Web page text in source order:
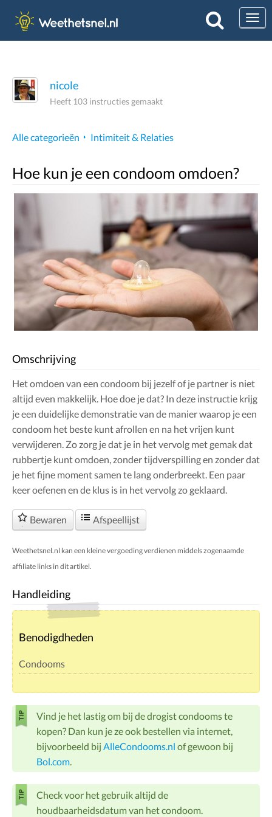
nicole
Heeft 103 instructies gemaakt
Alle categorieën Intimiteit & Relaties
Hoe kun je een condoom omdoen?
Omschrijving
Het omdoen van een condoom bij jezelf of je partner is niet
altijd even makkelijk. Hoe doe je dat? In deze instructie krijg
je een duidelijke demonstratie van de manier waarop je een
condoom het beste kunt afrollen en na het vrijen kunt
verwijderen. Zo zorg je dat je in het vervolg met gemak dat
rubbertje kunt omdoen, zonder tijdverspilling en zonder dat
je het fijne moment samen te lang onderbreekt. Een paar
keer oefenen en de klus is in het vervolg zo geklaard.
Bewaren Afspeellijst
Weethetsnel.nl kan een kleine vergoeding verdienen middels zogenaamde
affiliate links in dit artikel.
Handleiding
Benodigdheden
Condooms
Vind je het lastig om bij de drogist condooms te
kopen? Dan kun je ze ook bestellen via internet,
bijvoorbeeld bij AlleCondooms.nl of gewoon bij
Bol.com.
Check voor het gebruik altijd de
houdbaarheidsdatum van het condoom.